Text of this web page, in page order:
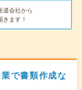
遣会社から
きます！
で書類作成な